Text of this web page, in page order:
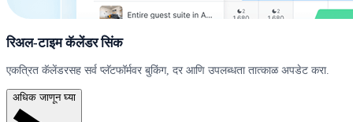
रिअल-टाइम कॅलेंडर सिंक
एकत्रित कॅलेंडरसह सर्व प्लॅटफॉर्मवर बुकिंग, दर आणि उपलब्धता तात्काळ अपडेट करा.
अधिक जाणून घ्या